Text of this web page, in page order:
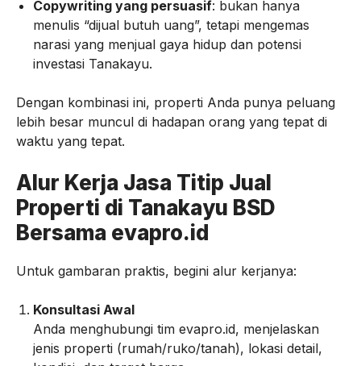
Copywriting yang persuasif: bukan hanya
menulis “dijual butuh uang”, tetapi mengemas
narasi yang menjual gaya hidup dan potensi
investasi Tanakayu.
Dengan kombinasi ini, properti Anda punya peluang
lebih besar muncul di hadapan orang yang tepat di
waktu yang tepat.
Alur Kerja Jasa Titip Jual
Properti di Tanakayu BSD
Bersama evapro.id
Untuk gambaran praktis, begini alur kerjanya:
Konsultasi Awal
Anda menghubungi tim evapro.id, menjelaskan
jenis properti (rumah/ruko/tanah), lokasi detail,